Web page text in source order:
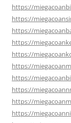
https://
https://
https://
https://
https://
https://
https://
https://
https://
https://